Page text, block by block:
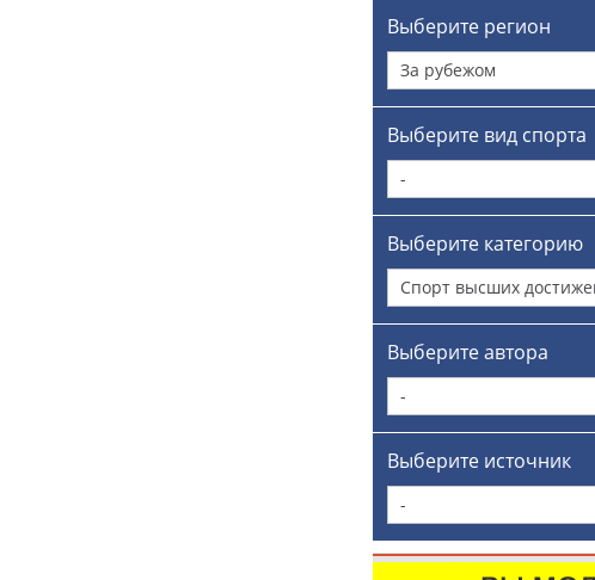
Выберите регион
За рубежом
Выберите вид спорта
-
Выберите категорию
Спорт высших
Выберите автора
-
Выберите источник
-